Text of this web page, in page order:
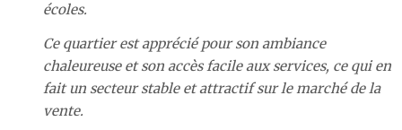
écoles.
Ce quartier est apprécié pour son ambiance
chaleureuse et son accès facile aux services, ce qui en
fait un secteur stable et attractif sur le marché de la
vente.